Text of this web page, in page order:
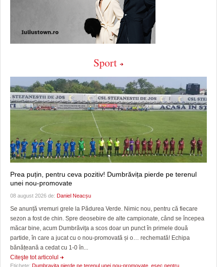
Sport
Prea puțin, pentru ceva pozitiv! Dumbrăvița pierde pe terenul
unei nou-promovate
08 august 2026 de: Daniel Neacșu
Se anunță vremuri grele la Pădurea Verde. Nimic nou, pentru că fiecare
sezon a fost de chin. Spre deosebire de alte campionate, când se începea
măcar bine, acum Dumbrăvița a scos doar un punct în primele două
partide, în care a jucat cu o nou-promovată și o… rechemată! Echipa
bănățeană a cedat cu 1-0 în...
Citeşte tot articolul
Etichete: Dumbravita pierde pe terenul unei nou-promovate esec pentru